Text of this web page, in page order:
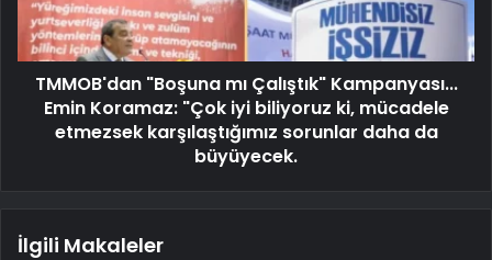
TMMOB'dan "Boşuna mı Çalıştık" Kampanyası...
Emin Koramaz: "Çok iyi biliyoruz ki, mücadele
etmezsek karşılaştığımız sorunlar daha da
büyüyecek.
İlgili Makaleler